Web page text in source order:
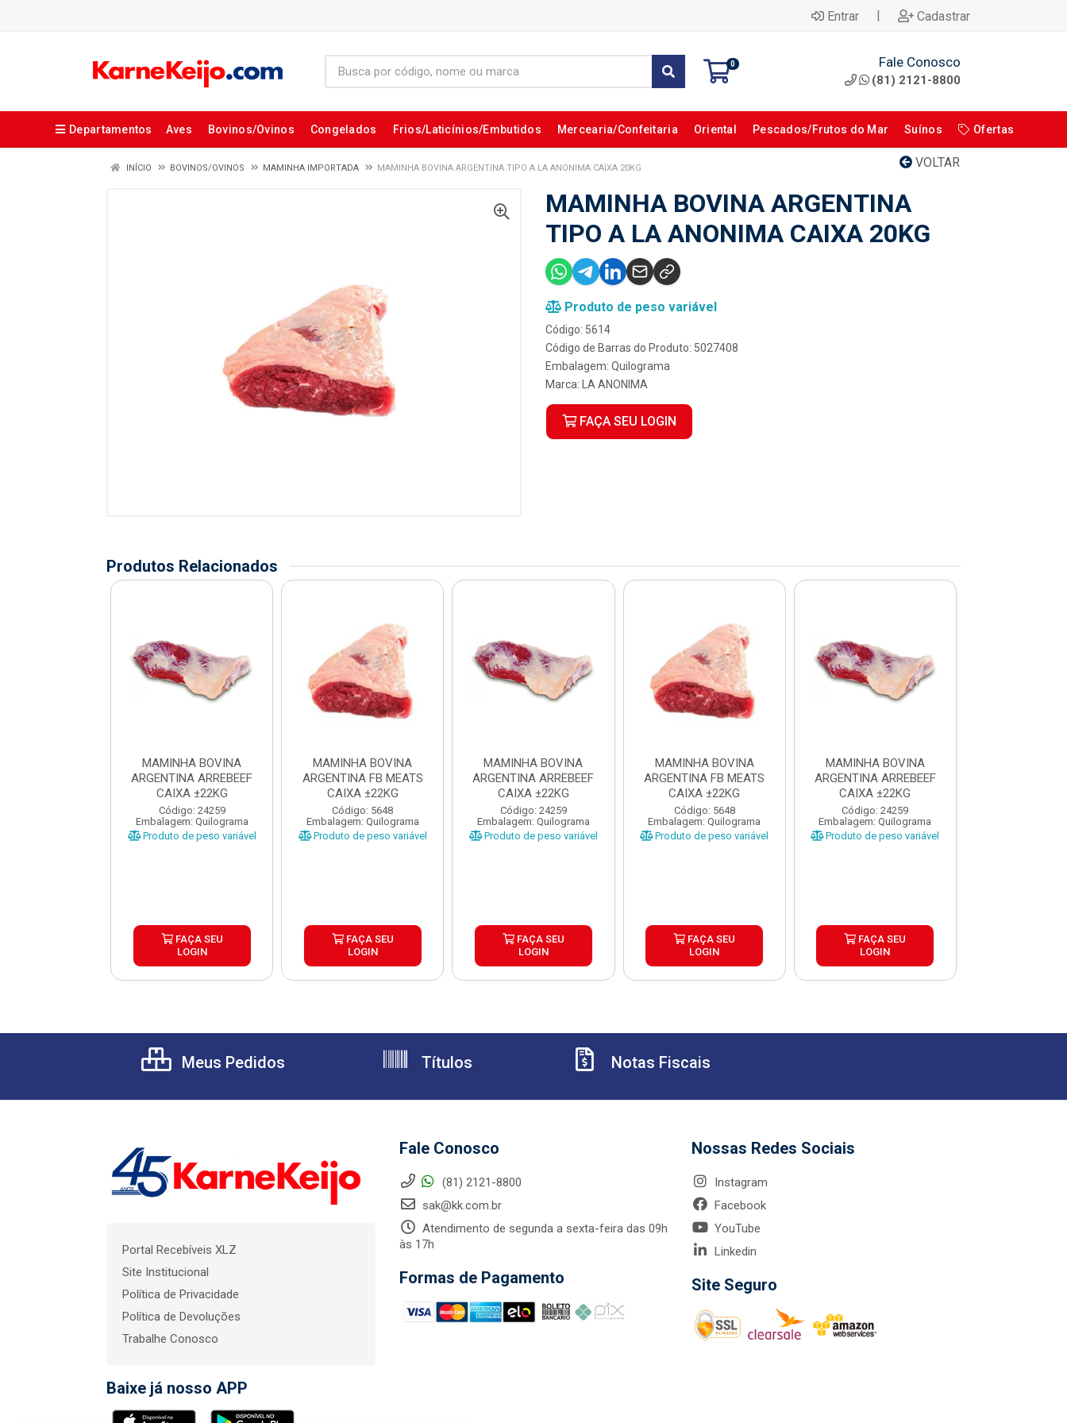
Entrar | Cadastrar
0 Fale Conosco
(81) 2121-8800
Departamentos Aves Bovinos/Ovinos Congelados Frios/Laticínios/Embutidos Mercearia/Confeitaria Oriental Pescados/Frutos do Mar Suínos Ofertas
VOLTAR
INÍCIO BOVINOS/OVINOS MAMINHA IMPORTADA MAMINHA BOVINA ARGENTINA TIPO A LA ANONIMA CAIXA 20KG
MAMINHA BOVINA ARGENTINA
TIPO A LA ANONIMA CAIXA 20KG
Produto de peso variável
Código: 5614
Código de Barras do Produto: 5027408
Embalagem: Quilograma
Marca:
LA ANONIMA
FAÇA SEU LOGIN
Produtos Relacionados
MAMINHA BOVINA
ARGENTINA ARREBEEF
CAIXA ±22KG
Código: 24259
Embalagem: Quilograma
Produto de peso variável
FAÇA SEU
LOGIN
MAMINHA BOVINA
ARGENTINA FB MEATS
CAIXA ±22KG
Código: 5648
Embalagem: Quilograma
Produto de peso variável
FAÇA SEU
LOGIN
MAMINHA BOVINA
ARGENTINA ARREBEEF
CAIXA ±22KG
Código: 24259
Embalagem: Quilograma
Produto de peso variável
FAÇA SEU
LOGIN
MAMINHA BOVINA
ARGENTINA FB MEATS
CAIXA ±22KG
Código: 5648
Embalagem: Quilograma
Produto de peso variável
FAÇA SEU
LOGIN
MAMINHA BOVINA
ARGENTINA ARREBEEF
CAIXA ±22KG
Código: 24259
Embalagem: Quilograma
Produto de peso variável
FAÇA SEU
LOGIN
Meus Pedidos Títulos Notas Fiscais
Portal Recebíveis XLZ
Site Institucional
Política de Privacidade
Política de Devoluções
Trabalhe Conosco
Baixe já nosso APP
Fale Conosco
(81) 2121-8800
sak@kk.com.br
Atendimento de segunda a sexta-feira das 09h
às 17h
Formas de Pagamento
Nossas Redes Sociais
Instagram
Facebook
YouTube
Linkedin
Site Seguro